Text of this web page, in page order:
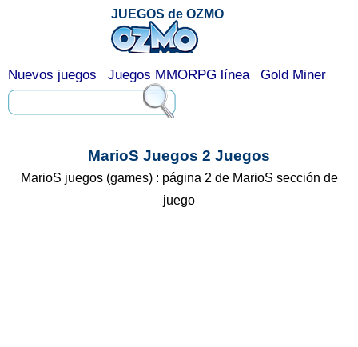
MarioS Juegos 2 Juegos
MarioS juegos (games) : página 2 de MarioS sección de
juego
JUEGOS de OZMO
Nuevos juegos Juegos MMORPG línea Gold Miner